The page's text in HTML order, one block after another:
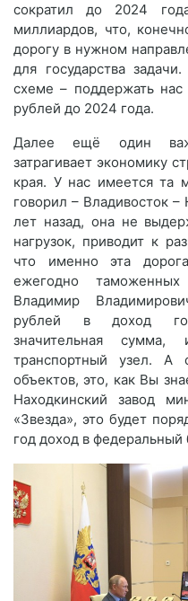
сократил до 2024
миллиардов, что,
дорогу в нужном
для государства
схеме – поддержать
рублей до 2024 года.
Далее ещё один
затрагивает экономику
края. У нас имеется та
говорил – Владивосток
лет назад, она не
нагрузок, приводит к
что именно эта
ежегодно
Владимир
рублей в доход
значительная
транспортный узел. А
объектов, это, как Вы
Находкинский завод
«Звезда», это будет
год доход в